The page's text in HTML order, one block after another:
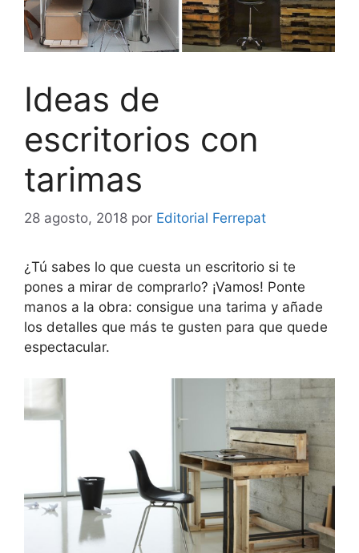
Ideas de
escritorios con
tarimas
28 agosto, 2018 por Editorial Ferrepat
¿Tú sabes lo que cuesta un escritorio si te
pones a mirar de comprarlo? ¡Vamos! Ponte
manos a la obra: consigue una tarima y añade
los detalles que más te gusten para que quede
espectacular.